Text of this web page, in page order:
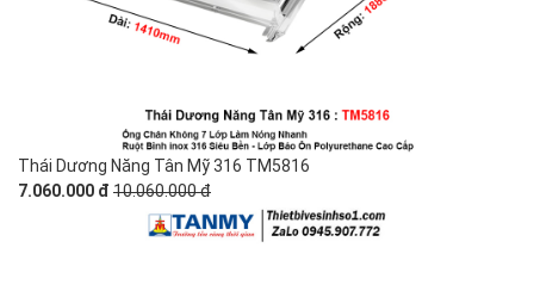
Thái Dương Năng Tân Mỹ 316 TM5816
7.060.000 đ 10.060.000 đ